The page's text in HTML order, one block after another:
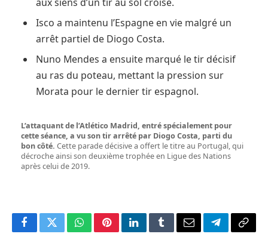
Isco a maintenu l’Espagne en vie malgré un
arrêt partiel de Diogo Costa.
Nuno Mendes a ensuite marqué le tir décisif
au ras du poteau, mettant la pression sur
Morata pour le dernier tir espagnol.
L’attaquant de l’Atlético Madrid, entré spécialement pour
cette séance, a vu son tir arrêté par Diogo Costa, parti du
bon côté. Cette parade décisive a offert le titre au Portugal, qui
décroche ainsi son deuxième trophée en Ligue des Nations
après celui de 2019.
FacebookTwitterWhatsAppPinterestLinkedInTumblrEmailTelegram
Copy